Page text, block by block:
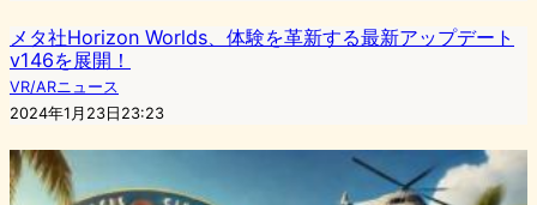
メタ社Horizon Worlds、体験を革新する最新アップデート
v146を展開！
VR/ARニュース
2024年1月23日23:23